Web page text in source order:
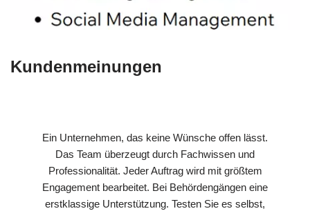
Kundenmeinungen
Ein Unternehmen, das keine Wünsche offen lässt.
Das Team überzeugt durch Fachwissen und
Professionalität. Jeder Auftrag wird mit größtem
Engagement bearbeitet. Bei Behördengängen eine
erstklassige Unterstützung. Testen Sie es selbst,